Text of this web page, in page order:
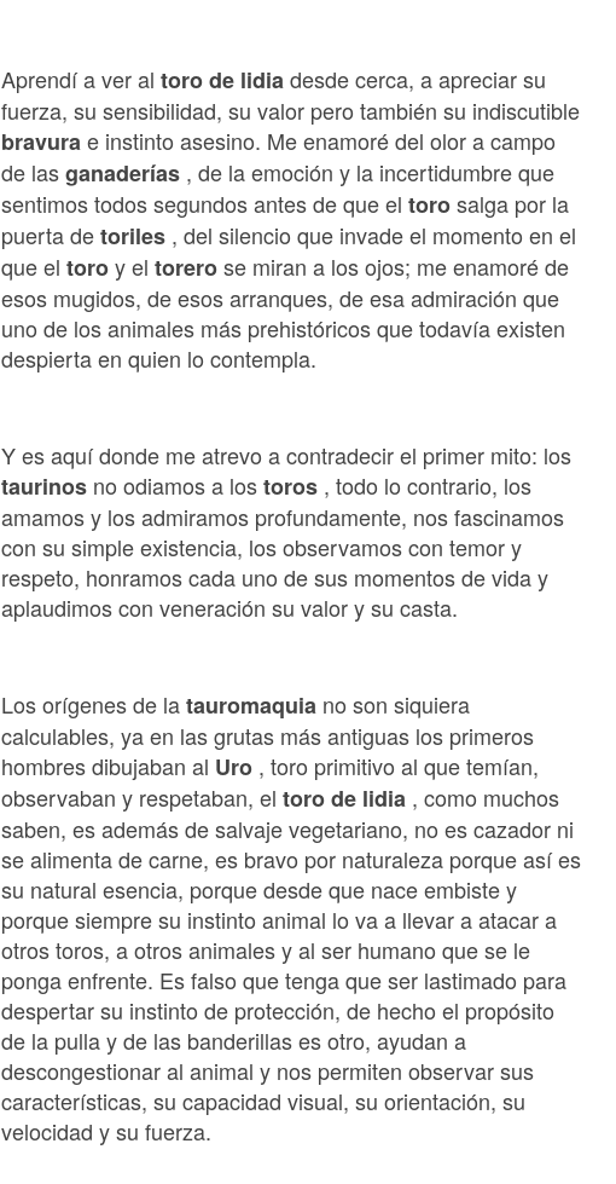
Aprendí a ver al toro de lidiadesde cerca, a apreciar su
fuerza, su sensibilidad, su valor pero también su indiscutible
bravurae instinto asesino. Me enamoré del olor a campo
de lasganaderías , de la emoción y la incertidumbre que
sentimos todos segundos antes de que el torosalga por la
puerta detoriles , del silencio que invade el momento en el
que el toroy el torerose miran a los ojos; me enamoré de
esos mugidos, de esos arranques, de esa admiración que
uno de los animales más prehistóricos que todavía existen
despierta en quien lo contempla.
Y es aquí donde me atrevo a contradecir el primer mito: los
taurinos no odiamos a lostoros , todo lo contrario, los
amamos y los admiramos profundamente, nos fascinamos
con su simple existencia, los observamos con temor y
respeto, honramos cada uno de sus momentos de vida y
aplaudimos con veneración su valor y su casta.
Los orígenes de latauromaquia no son siquiera
calculables, ya en las grutas más antiguas los primeros
hombres dibujaban al Uro , toro primitivo al que temían,
observaban y respetaban, el toro de lidia , como muchos
saben, es además de salvaje vegetariano, no es cazador ni
se alimenta de carne, es bravo por naturaleza porque así es
su natural esencia, porque desde que nace embiste y
porque siempre su instinto animal lo va a llevar a atacar a
otros toros, a otros animales y al ser humano que se le
ponga enfrente. Es falso que tenga que ser lastimado para
despertar su instinto de protección, de hecho el propósito
de la pulla y de las banderillas es otro, ayudan a
descongestionar al animal y nos permiten observar sus
características, su capacidad visual, su orientación, su
velocidad y su fuerza.